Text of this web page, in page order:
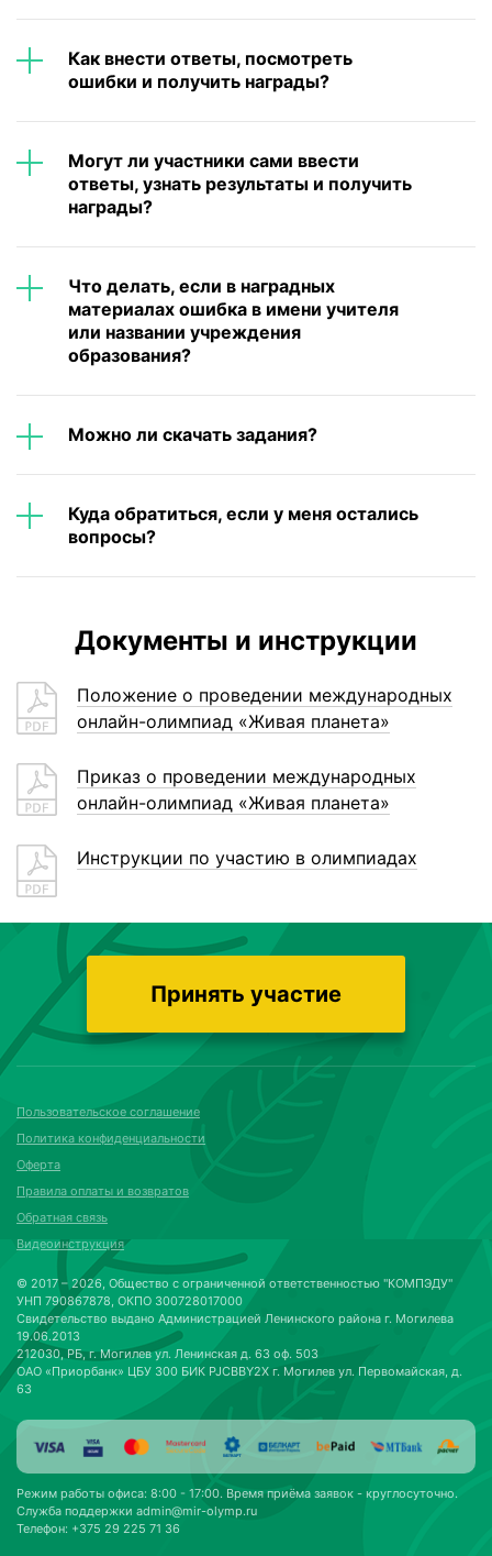
Могут ли участники сами ввести
награды?
материалах ошибка в имени учителя
или названии учреждения
образования?
Можно ли скачать задания?
Куда обратиться, если у меня остались
вопросы?
Положение о проведении международныx
онлайн-олимпиад «Живая планета»
Приказ о проведении международныx
онлайн-олимпиад «Живая планета»
Инструкции по участию в олимпиадах
Принять участие
Пользовательское соглашение
Политика конфиденциальности
Оферта
Правила оплаты и возвратов
Видеоинструкция
© 2017 – 2026, Общество с ограниченной ответственностью "КОМПЭДУ"
Свидетельство выдано Администрацией Ленинского района г. Могилева
19.06.2013
ОАО «Приорбанк» ЦБУ 300 БИК PJCBBY2X г. Могилев ул. Первомайская, д.
63
Режим работы офиса: 8:00 - 17:00. Время приёма заявок - круглосуточно.
Служба поддержкиadmin@mir-olymp.ru
Телефон: +375 29 225 71 36